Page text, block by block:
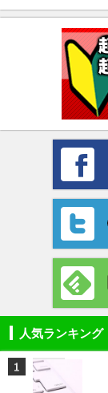
人気ランキング